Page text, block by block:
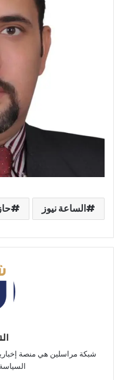
الساعة نيوز
شبكة مراسلين هي منصة